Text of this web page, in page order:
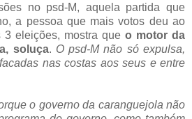
no psd-M, aquela partida que
a pessoa que mais votos deu ao
3 eleições, mostra que o motor da
soluça. O psd-M não só expulsa,
nas costas aos seus e entre
o governo da caranguejola não